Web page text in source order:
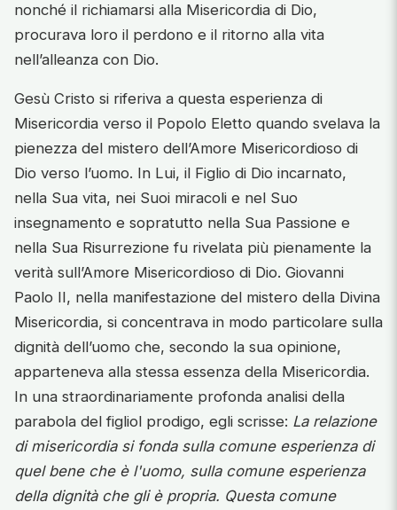
nonché il richiamarsi alla Misericordia di Dio,
procurava loro il perdono e il ritorno alla vita
nell’alleanza con Dio.
Gesù Cristo si riferiva a questa esperienza di
Misericordia verso il Popolo Eletto quando svelava la
pienezza del mistero dell’Amore Misericordioso di
Dio verso l’uomo. In Lui, il Figlio di Dio incarnato,
nella Sua vita, nei Suoi miracoli e nel Suo
insegnamento e sopratutto nella Sua Passione e
nella Sua Risurrezione fu rivelata più pienamente la
verità sull’Amore Misericordioso di Dio. Giovanni
Paolo II, nella manifestazione del mistero della Divina
Misericordia, si concentrava in modo particolare sulla
dignità dell’uomo che, secondo la sua opinione,
apparteneva alla stessa essenza della Misericordia.
In una straordinariamente profonda analisi della
parabola del figliol prodigo, egli scrisse: La relazione
di misericordia si fonda sulla comune esperienza di
quel bene che è l'uomo, sulla comune esperienza
della dignità che gli è propria. Questa comune